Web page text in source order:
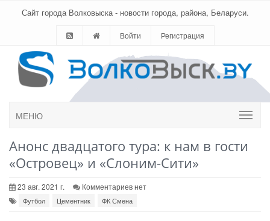
Сайт города Волковыска - новости города, района, Беларуси.
Войти Регистрация
МЕНЮ
Анонс двадцатого тура: к нам в гости
«Островец» и «Слоним-Сити»
23 авг. 2021 г. Комментариев нет
Футбол Цементник ФК Смена